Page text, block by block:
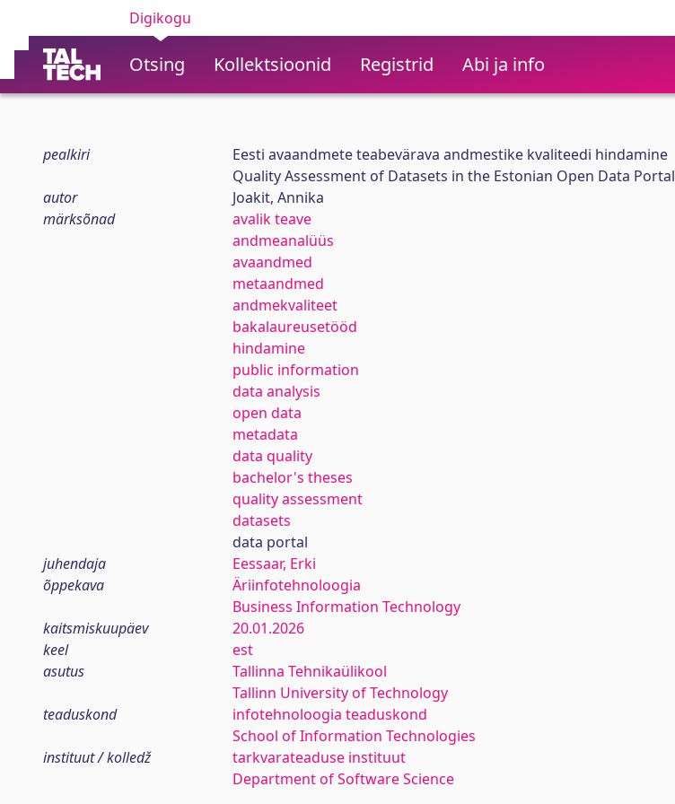
Digikogu
Otsing Kollektsioonid Registrid Abi ja info
pealkiri
Eesti avaandmete teabevärava andmestike kvaliteedi hindamine
Quality Assessment of Datasets in the Estonian Open Data Portal
autor
Joakit, Annika
märksõnad
avalik teave
andmeanalüüs
avaandmed
metaandmed
andmekvaliteet
bakalaureusetööd
hindamine
public information
data analysis
open data
metadata
data quality
bachelor's theses
quality assessment
datasets
data portal
juhendaja
Eessaar, Erki
õppekava
Äriinfotehnoloogia
Business Information Technology
kaitsmiskuupäev
20.01.2026
keel
est
asutus
Tallinna Tehnikaülikool
Tallinn University of Technology
teaduskond
infotehnoloogia teaduskond
School of Information Technologies
instituut / kolledž
tarkvarateaduse instituut
Department of Software Science